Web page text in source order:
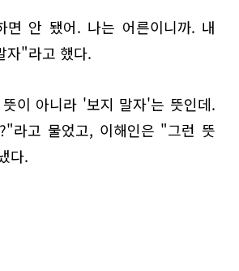
안 됐어. 나는 어른이니까. 내
자"라고 했다.
이 아니라 '보지 말자'는 뜻인데.
라고 물었고, 이해인은 "그런 뜻
다.